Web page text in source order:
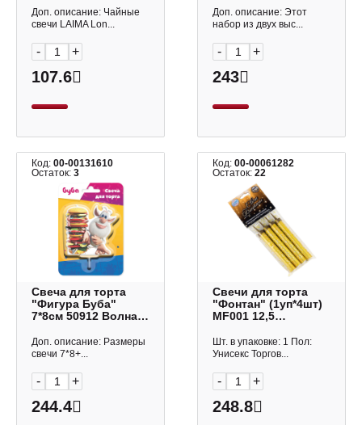
Доп. описание: Чайные
свечи LAIMA Lon...
- +
107.6
свечной завод
Доп. описание: Этот
набор из двух выс...
- +
243
Код: 00-00131610
Остаток: 3
Свеча для торта
"Фигура Буба"
7*8см 50912 Волна
Доп. описание: Размеры
свечи 7*8+...
- +
244.4
Код:00-00061282
Остаток:22
Свечи для торта
"Фонтан" (1уп*4шт)
MF001 12,5
Шт. в упаковке: 1 Пол:
Унисекс Торгов...
- +
248.8